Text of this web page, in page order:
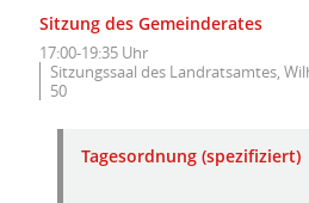
Sitzung des Gemeinderates
17:00-19:35 Uhr
Sitzungssaal des Landratsamtes,
50
Tagesordnung (spezifiziert)